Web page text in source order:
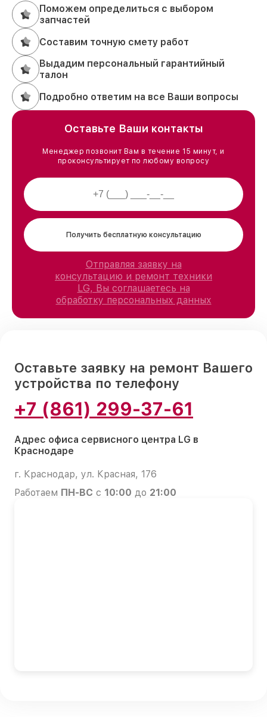
Поможем определиться с выбором
запчастей
Составим точную смету работ
Выдадим персональный гарантийный
талон
Подробно ответим на все Ваши вопросы
Оставьте Ваши контакты
Менеджер позвонит Вам в течение 15 минут, и
проконсультирует по любому вопросу
Получить бесплатную консультацию
Отправляя заявку на
консультацию и ремонт техники
LG, Вы соглашаетесь на
обработку персональных данных
Оставьте заявку на ремонт Вашего
устройства по телефону
+7 (861) 299-37-61
Адрес офиса сервисного центра LG в
Краснодаре
г. Краснодар, ул. Красная, 176
Работаем ПН-ВС с 10:00 до 21:00